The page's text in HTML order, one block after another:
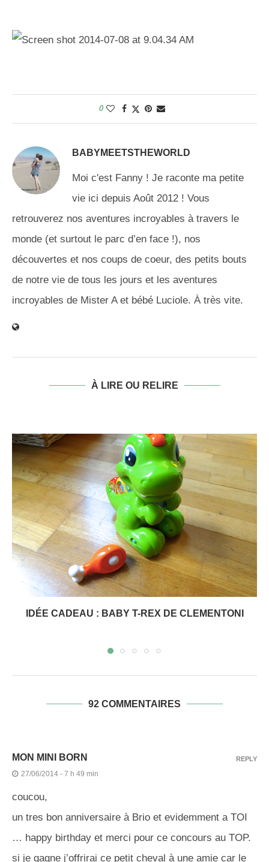
0
BABYMEETSTHEWORLD
Moi c'est Fanny ! Je raconte ma petite
vie ici depuis Août 2012 ! Vous
retrouverez nos aventures incroyables à travers le
monde (et surtout le parc d’en face !), nos
découvertes et nos coups de coeur, des petits bouts
de notre vie de tous les jours et les aventures
incroyables de Mister A et bébé Luciole. À très vite.
À LIRE OU RELIRE
IDÉE CADEAU : BABY T-REX DE CLEMENTONI
92 COMMENTAIRES
MON MINI BORN
27/06/2014 - 7 h 49 min
coucou,
un tres bon anniversaire à Brio et evidemment a TOI
… happy birthday et merci pour ce concours au TOP.
si je gagne j’offrirai ce petit cheval à une amie car le
REPLY